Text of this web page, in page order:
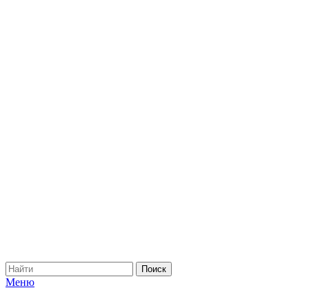
Меню